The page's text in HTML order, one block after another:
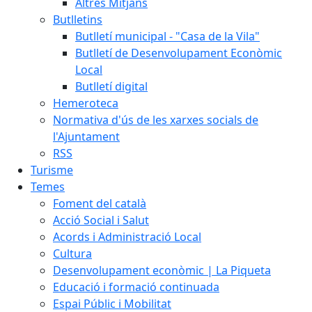
Butlletins
Butlletí municipal - "Casa de la Vila"
Butlletí de Desenvolupament Econòmic
Local
Butlletí digital
Hemeroteca
Normativa d'ús de les xarxes socials de
l'Ajuntament
RSS
Turisme
Temes
Foment del català
Acció Social i Salut
Acords i Administració Local
Cultura
Desenvolupament econòmic | La Piqueta
Educació i formació continuada
Espai Públic i Mobilitat